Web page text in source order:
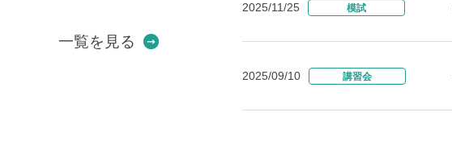
一覧を見る
2025/11/25 模試
2025/09/10 講習会